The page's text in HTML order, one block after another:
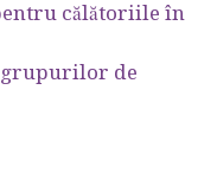
călătoriile în
grupurilor de